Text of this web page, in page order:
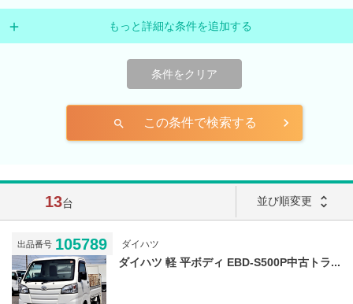
もっと詳細な条件を追加する
条件をクリア
search この条件で検索する
13台 並び順変更 unfold_more
出品番号 105789 ダイハツ
ダイハツ 軽 平ボディ EBD-S500P中古トラ...